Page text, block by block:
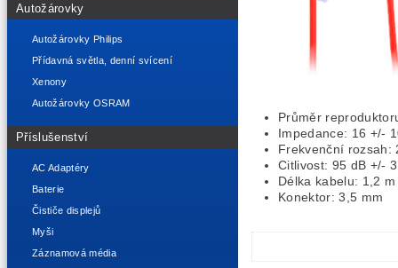
Autožárovky
Autožárovky Philips
Přídavná světla, denní svícení
Xenony
Autožárovky OSRAM
Příslušenství
AC Adaptéry
Baterie
Čističe displejů
Myši
Záznamová média
Průměr
Impedance: 16 +/-
Frekvenční rozsah:
Citlivost: 95 dB +/-
Délka kabelu: 1,2
Konektor: 3,5 mm